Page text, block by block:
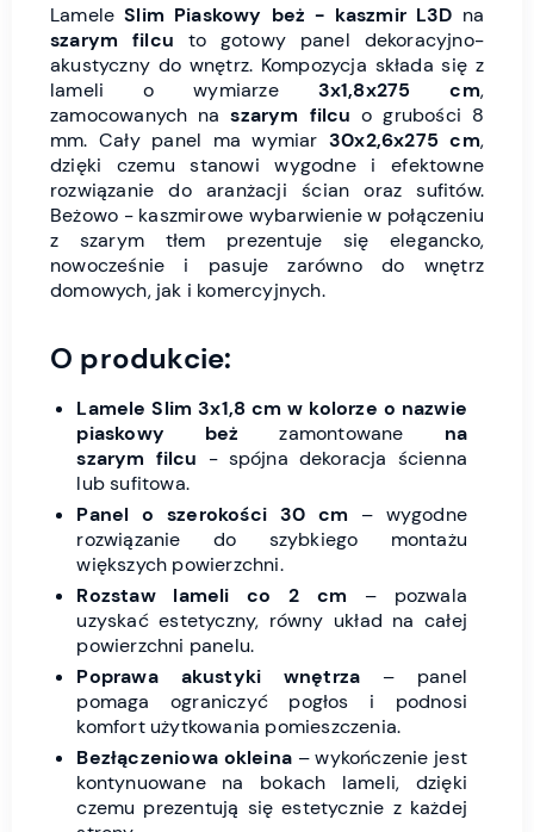
LameleSlim Piaskowy beż - kaszmir L3D na
szarym filcu to gotowy panel dekoracyjno-
akustyczny do wnętrz. Kompozycja składa się z
lameli o wymiarze 3x1,8x275 cm,
zamocowanych naszarym filcu o grubości 8
mm. Cały panel ma wymiar 30x2,6x275 cm,
dzięki czemu stanowi wygodne i efektowne
rozwiązanie do aranżacji ścian oraz sufitów.
Beżowo - kaszmirowe wybarwienie w połączeniu
z szarym tłem prezentuje się elegancko,
nowocześnie i pasuje zarówno do wnętrz
domowych, jak i komercyjnych.
O produkcie:
Lamele Slim 3x1,8 cm w kolorze o nazwie
piaskowy beżzamontowane na
szarym filcu - spójna dekoracja ścienna
lub sufitowa.
Panel o szerokości 30 cm – wygodne
rozwiązanie do szybkiego montażu
większych powierzchni.
Rozstaw lameli co 2 cm – pozwala
uzyskać estetyczny, równy układ na całej
powierzchni panelu.
Poprawa akustyki wnętrza – panel
pomaga ograniczyć pogłos i podnosi
komfort użytkowania pomieszczenia.
Bezłączeniowa okleina – wykończenie jest
kontynuowane na bokach lameli, dzięki
czemu prezentują się estetycznie z każdej